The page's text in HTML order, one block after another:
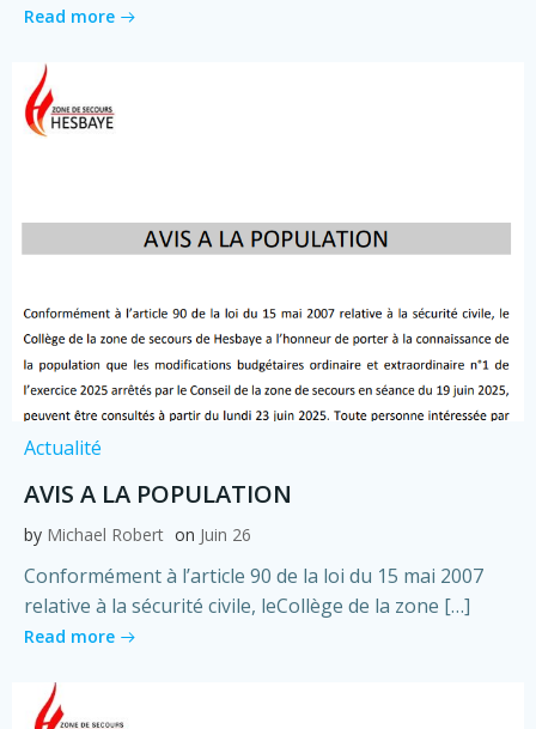
Read more
Actualité
AVIS A LA POPULATION
by Michael Robert on Juin 26
Conformément à l’article 90 de la loi du 15 mai 2007
relative à la sécurité civile, leCollège de la zone […]
Read more